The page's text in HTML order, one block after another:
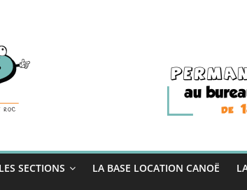
LES SECTIONS LA BASE LOCATION CANOË